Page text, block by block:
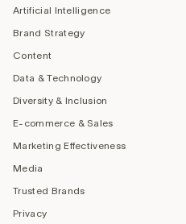
Artificial Intelligence
Brand Strategy
Content
Data & Technology
Diversity & Inclusion
E-commerce & Sales
Marketing Effectiveness
Media
Trusted Brands
Privacy